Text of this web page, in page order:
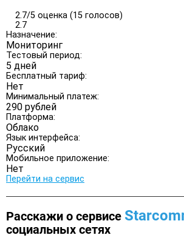
2.7/5 оценка (15 голосов)
2.7
Назначение:
Мониторинг
Тестовый период:
5 дней
Бесплатный тариф:
Нет
Минимальный платеж:
290 рублей
Платформа:
Облако
Язык интерфейса:
Русский
Мобильное приложение:
Нет
Перейти на сервис
Расскажи о сервисе
социальных сетях